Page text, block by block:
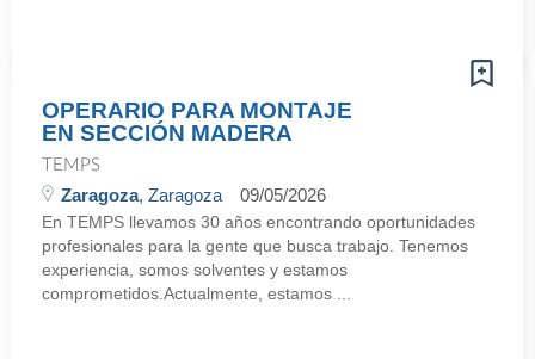
OPERARIO PARA MONTAJE
EN SECCIÓN MADERA
TEMPS
Zaragoza, Zaragoza 09/05/2026
En TEMPS llevamos 30 años encontrando oportunidades
profesionales para la gente que busca trabajo. Tenemos
experiencia, somos solventes y estamos
comprometidos.Actualmente, estamos ...